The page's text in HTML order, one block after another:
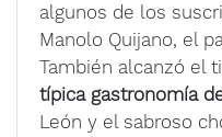
algunos de los
Manolo Quijano, el
También alcanzó el
típica gastronomía
León y el sabroso